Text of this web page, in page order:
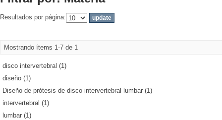
Resultados por página:
Mostrando ítems 1-7 de 1
disco intervertebral (1)
diseño (1)
Diseño de prótesis de disco intervertebral lumbar (1)
intervertebral (1)
lumbar (1)